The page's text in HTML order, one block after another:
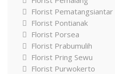
Florist Pematangsiantar
Florist Pontianak
Florist Porsea
Florist Prabumulih
Florist Pring Sewu
Florist Purwokerto